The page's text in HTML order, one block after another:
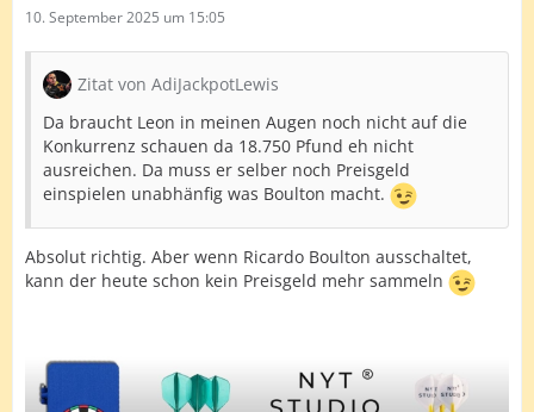
10. September 2025 um 15:05
Zitat von AdiJackpotLewis
Da braucht Leon in meinen Augen noch nicht auf die
Konkurrenz schauen da 18.750 Pfund eh nicht
ausreichen. Da muss er selber noch Preisgeld
einspielen unabhänfig was Boulton macht.
Absolut richtig. Aber wenn Ricardo Boulton ausschaltet,
kann der heute schon kein Preisgeld mehr sammeln